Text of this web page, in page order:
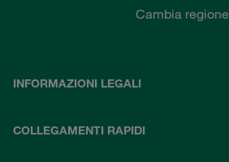
Cambia regione
INFORMAZIONI LEGALI
COLLEGAMENTI RAPIDI